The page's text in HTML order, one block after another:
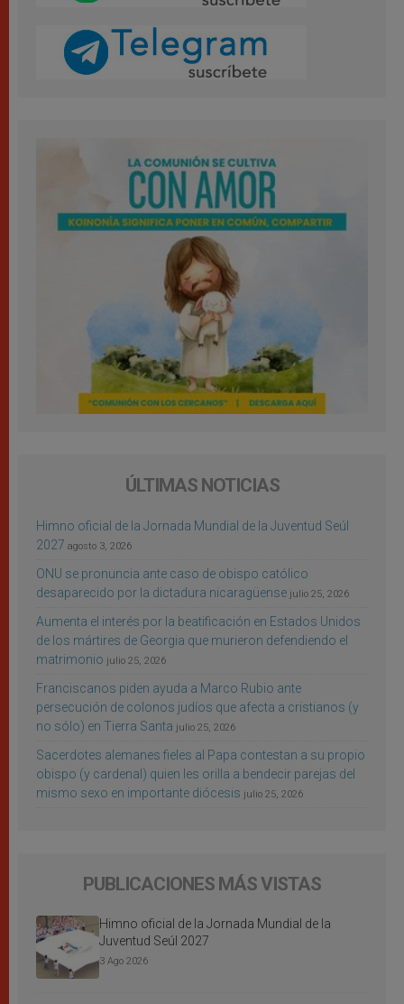
ÚLTIMAS NOTICIAS
Himno oficial de la Jornada Mundial de la Juventud Seúl
2027 agosto 3, 2026
ONU se pronuncia ante caso de obispo católico
desaparecido por la dictadura nicaragüense julio 25, 2026
Aumenta el interés por la beatificación en Estados Unidos
de los mártires de Georgia que murieron defendiendo el
matrimonio julio 25, 2026
Franciscanos piden ayuda a Marco Rubio ante
persecución de colonos judíos que afecta a cristianos (y
no sólo) en Tierra Santa julio 25, 2026
Sacerdotes alemanes fieles al Papa contestan a su propio
obispo (y cardenal) quien les orilla a bendecir parejas del
mismo sexo en importante diócesis julio 25, 2026
PUBLICACIONES MÁS VISTAS
Himno oficial de la Jornada Mundial de la
Juventud Seúl 2027
3 Ago 2026